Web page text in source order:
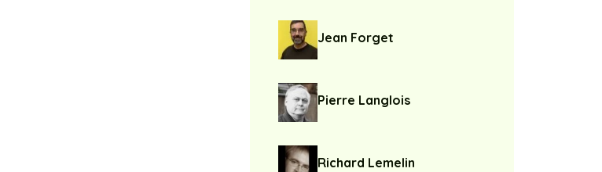
Jean Forget
Pierre Langlois
Richard Lemelin